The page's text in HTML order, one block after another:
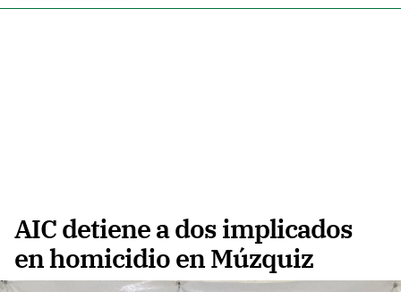
AIC detiene a dos implicados
en homicidio en Múzquiz